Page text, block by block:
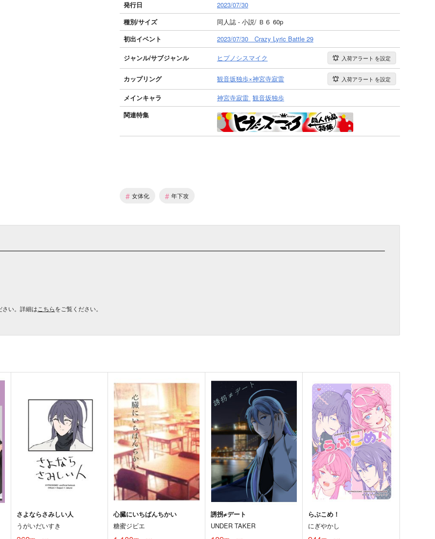
発行日
2023/07/30
種別/サイズ
同人誌 - 小説/ Ｂ６ 60p
初出イベント
2023/07/30 Crazy Lyric Battle 29
ジャンル/サブジャンル ヒプノシスマイク 入荷アラート を設定
カップリング 観音坂独歩×神宮寺寂雷 入荷アラート を設定
メインキャラ 神宮寺寂雷 観音坂独歩
関連特集
# 女体化 # 年下攻
さい。詳細は こちらをご覧ください。
さよならさみしい人
うがいだいすき
心臓にいちばんちかい
糖蜜ジビエ
誘拐≠デート
UNDER TAKER
らぶこめ！
にぎやかし